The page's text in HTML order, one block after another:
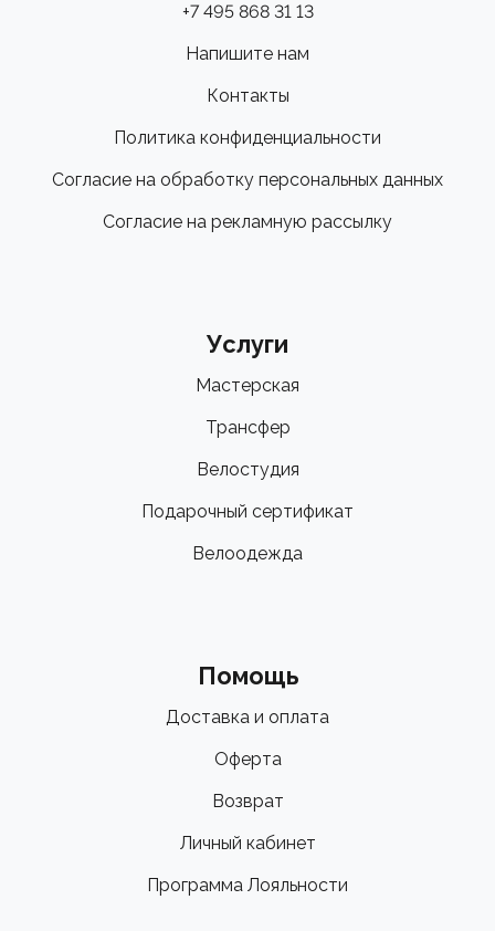
+7 495 868 31 13
Напишите нам
Контакты
Политика конфиденциальности
Согласие на обработку персональных данных
Согласие на рекламную рассылку
Услуги
Мастерская
Трансфер
Велостудия
Подарочный сертификат
Велоодежда
Помощь
Доставка и оплата
Оферта
Возврат
Личный кабинет
Программа Лояльности